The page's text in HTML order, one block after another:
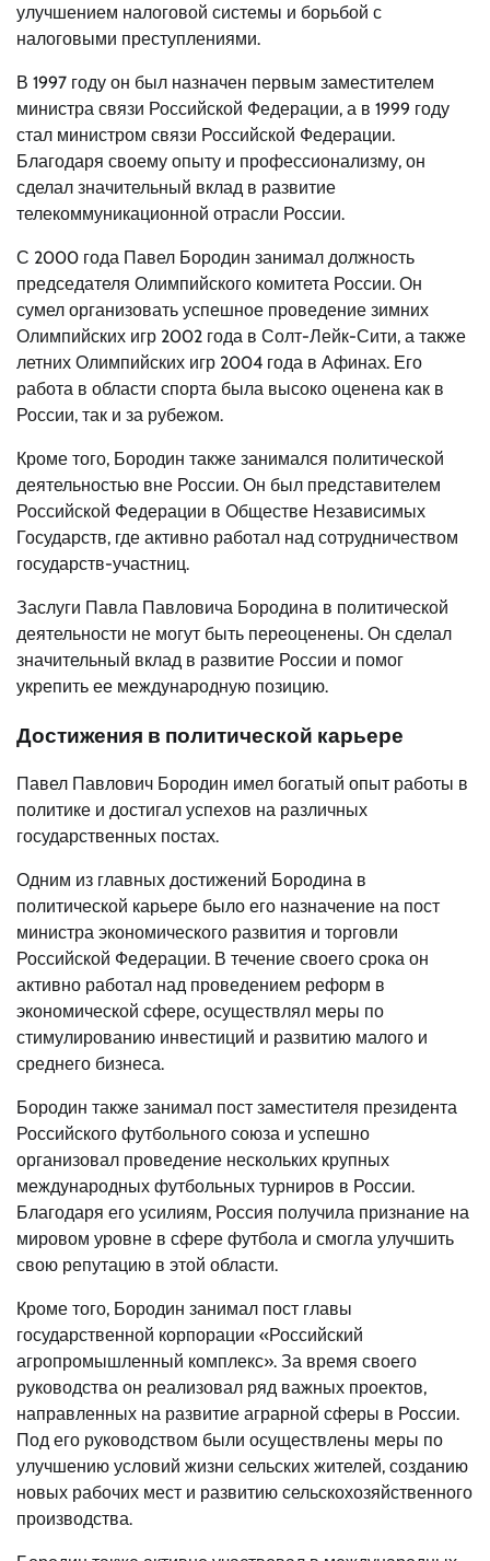
улучшением налоговой системы и борьбой с
налоговыми преступлениями.
В 1997 году он был назначен первым заместителем
министра связи Российской Федерации, а в 1999 году
стал министром связи Российской Федерации.
Благодаря своему опыту и профессионализму, он
сделал значительный вклад в развитие
телекоммуникационной отрасли России.
С 2000 года Павел Бородин занимал должность
председателя Олимпийского комитета России. Он
сумел организовать успешное проведение зимних
Олимпийских игр 2002 года в Солт-Лейк-Сити, а также
летних Олимпийских игр 2004 года в Афинах. Его
работа в области спорта была высоко оценена как в
России, так и за рубежом.
Кроме того, Бородин также занимался политической
деятельностью вне России. Он был представителем
Российской Федерации в Обществе Независимых
Государств, где активно работал над сотрудничеством
государств-участниц.
Заслуги Павла Павловича Бородина в политической
деятельности не могут быть переоценены. Он сделал
значительный вклад в развитие России и помог
укрепить ее международную позицию.
Достижения в политической карьере
Павел Павлович Бородин имел богатый опыт работы в
политике и достигал успехов на различных
государственных постах.
Одним из главных достижений Бородина в
политической карьере было его назначение на пост
министра экономического развития и торговли
Российской Федерации. В течение своего срока он
активно работал над проведением реформ в
экономической сфере, осуществлял меры по
стимулированию инвестиций и развитию малого и
среднего бизнеса.
Бородин также занимал пост заместителя президента
Российского футбольного союза и успешно
организовал проведение нескольких крупных
международных футбольных турниров в России.
Благодаря его усилиям, Россия получила признание на
мировом уровне в сфере футбола и смогла улучшить
свою репутацию в этой области.
Кроме того, Бородин занимал пост главы
государственной корпорации «Российский
агропромышленный комплекс». За время своего
руководства он реализовал ряд важных проектов,
направленных на развитие аграрной сферы в России.
Под его руководством были осуществлены меры по
улучшению условий жизни сельских жителей, созданию
новых рабочих мест и развитию сельскохозяйственного
производства.